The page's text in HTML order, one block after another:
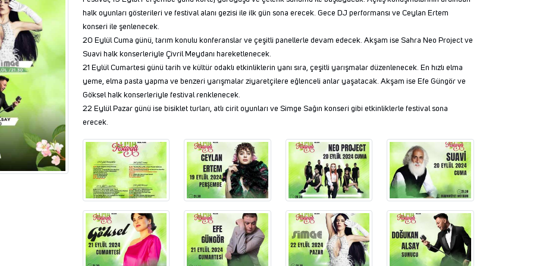
halk oyunları gösterileri ve festival alanı gezisi ile ilk gün sona erecek. Gece DJ performansı ve Ceylan Ertem
konseri ile şenlenecek.
20 Eylül Cuma günü, tarım konulu konferanslar ve çeşitli panellerle devam edecek. Akşam ise Sahra Neo Project ve
Suavi halk konserleriyle Çivril Meydanı hareketlenecek.
21 Eylül Cumartesi günü tarih ve kültür odaklı etkinliklerin yanı sıra, çeşitli yarışmalar düzenlenecek. En hızlı elma
yeme, elma pasta yapma ve benzeri yarışmalar ziyaretçilere eğlenceli anlar yaşatacak. Akşam ise Efe Güngör ve
Göksel halk konserleriyle festival renklenecek.
22 Eylül Pazar günü ise bisiklet turları, atlı cirit oyunları ve Simge Sağın konseri gibi etkinliklerle festival sona
erecek.